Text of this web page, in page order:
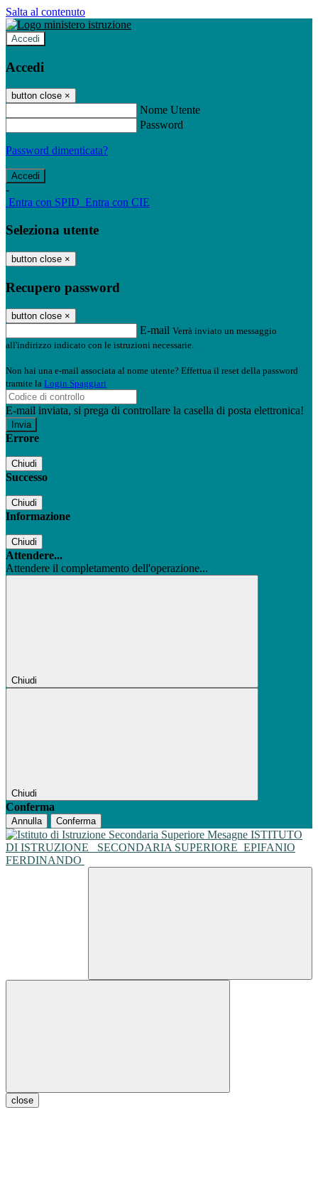
Salta al contenuto
Accedi
Accedi
button close ×
Nome Utente
Password
Password dimenticata?
-
Entra con SPID Entra con CIE
Seleziona utente
button close ×
Recupero password
button close ×
E-mail Verrà inviato un messaggio
all'indirizzo indicato con le istruzioni necessarie.
Non hai una e-mail associata al nome utente? Effettua il reset della password
tramite la Login Spaggiari
E-mail inviata, si prega di controllare la casella di posta elettronica!
Errore
Chiudi
Successo
Chiudi
Informazione
Chiudi
Attendere...
Attendere il completamento dell'operazione...
Chiudi
Chiudi
Conferma
Annulla Conferma
ISTITUTO
DI ISTRUZIONE
SECONDARIA SUPERIORE EPIFANIO
FERDINANDO
close